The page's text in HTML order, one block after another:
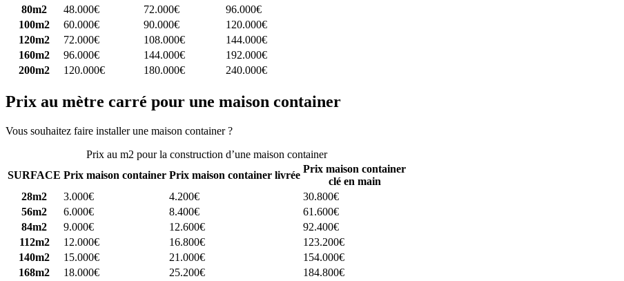
80m2
48.000€ 72.000€
96.000€
100m2
60.000€ 90.000€
120.000€
120m2
72.000€ 108.000€
144.000€
160m2
96.000€ 144.000€
192.000€
200m2
120.000€ 180.000€ 240.000€
Prix au mètre carré pour une maison container
Vous souhaitez faire installer une maison container ?
Prix au m2 pour la construction d’une maison container
SURFACE Prix maison container Prix maison container livrée
Prix maison container
clé en main
28m2
3.000€ 4.200€
30.800€
56m2
6.000€ 8.400€
61.600€
84m2
9.000€ 12.600€
92.400€
112m2
12.000€ 16.800€
123.200€
140m2
15.000€ 21.000€
154.000€
168m2
18.000€ 25.200€
184.800€